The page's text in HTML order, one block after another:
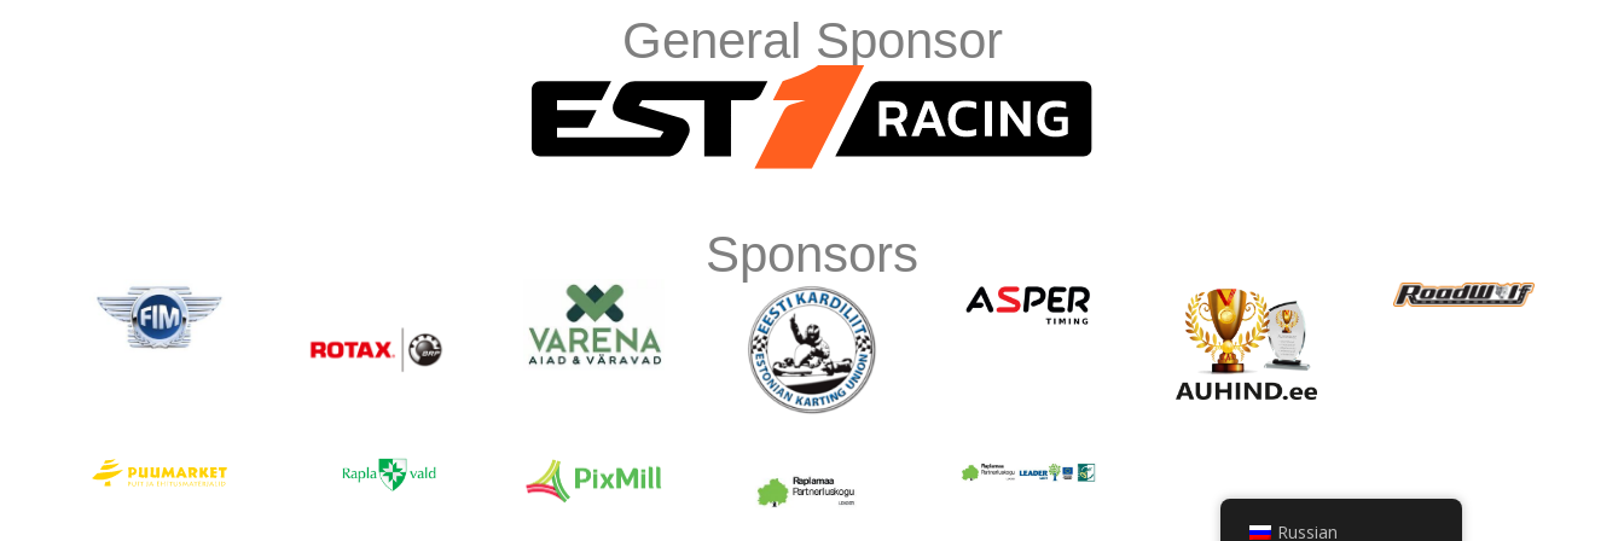
General Sponsor
Sponsors
Russian